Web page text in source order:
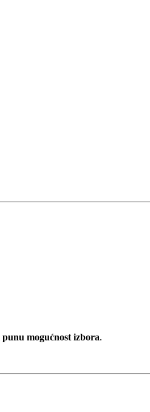
punu mogućnost izbora.